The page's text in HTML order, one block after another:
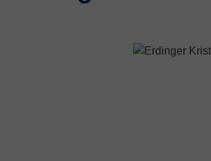
Bildergalerie überspringen